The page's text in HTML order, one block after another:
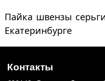
Пайка швензы
Екатеринбурге
Контакты